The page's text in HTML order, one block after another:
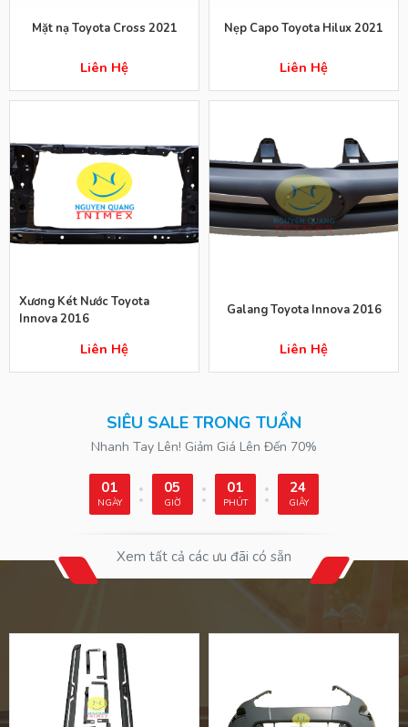
Mặt nạ Toyota Cross 2021
Liên Hệ
Nẹp Capo Toyota Hilux 2021
Liên Hệ
Xương Két Nước Toyota
Innova 2016
Liên Hệ
Galang Toyota Innova 2016
Liên Hệ
SIÊU SALE TRONG TUẦN
Nhanh Tay Lên! Giảm Giá Lên Đến 70%
01
NGÀY
05
GIỜ
01
PHÚT
23
GIÂY
Xem tất cả các ưu đãi có sẵn